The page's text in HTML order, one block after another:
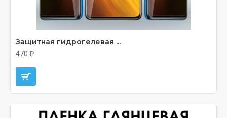
Защитная гидрогелевая ...
470 ₽